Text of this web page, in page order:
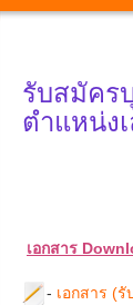
รับสมัคร
ตำแหน่ง
เอกสาร
- เอกสาร (